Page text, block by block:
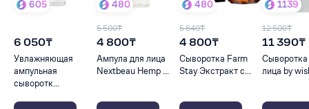
605
6 050₸
Увлажняющая
ампульная
сыворотк...
480
5 500₸
4 800₸
Ампула для лица
Nextbeau Hemp ...
480
5 640₸
4 800₸
Сыворотка Farm
Stay Экстракт с...
1139
12 500₸
11 390₸
Сыворотка
лица by